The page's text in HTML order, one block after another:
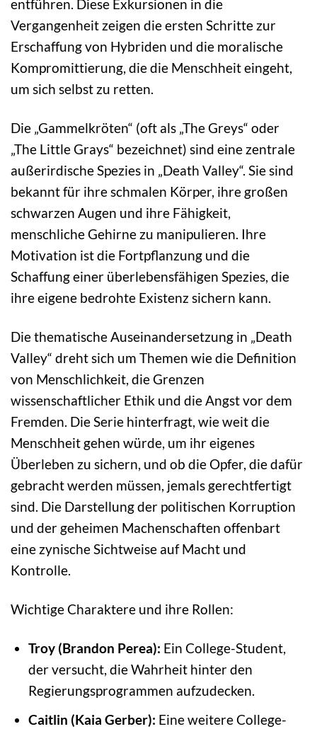
entführen. Diese Exkursionen in die
Vergangenheit zeigen die ersten Schritte zur
Erschaffung von Hybriden und die moralische
Kompromittierung, die die Menschheit eingeht,
um sich selbst zu retten.
Die „Gammelkröten“ (oft als „The Greys“ oder
„The Little Grays“ bezeichnet) sind eine zentrale
außerirdische Spezies in „Death Valley“. Sie sind
bekannt für ihre schmalen Körper, ihre großen
schwarzen Augen und ihre Fähigkeit,
menschliche Gehirne zu manipulieren. Ihre
Motivation ist die Fortpflanzung und die
Schaffung einer überlebensfähigen Spezies, die
ihre eigene bedrohte Existenz sichern kann.
Die thematische Auseinandersetzung in „Death
Valley“ dreht sich um Themen wie die Definition
von Menschlichkeit, die Grenzen
wissenschaftlicher Ethik und die Angst vor dem
Fremden. Die Serie hinterfragt, wie weit die
Menschheit gehen würde, um ihr eigenes
Überleben zu sichern, und ob die Opfer, die dafür
gebracht werden müssen, jemals gerechtfertigt
sind. Die Darstellung der politischen Korruption
und der geheimen Machenschaften offenbart
eine zynische Sichtweise auf Macht und
Kontrolle.
Wichtige Charaktere und ihre Rollen:
Troy (Brandon Perea): Ein College-Student,
der versucht, die Wahrheit hinter den
Regierungsprogrammen aufzudecken.
Caitlin (Kaia Gerber): Eine weitere College-